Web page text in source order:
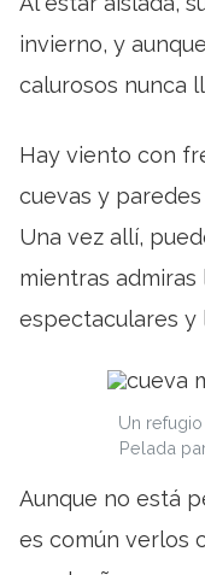
invierno, y
calurosos nunca
Hay viento con
cuevas y
Una vez allí,
mientras
espectaculares y
Un
Pelada
Aunque no está
es común verlos